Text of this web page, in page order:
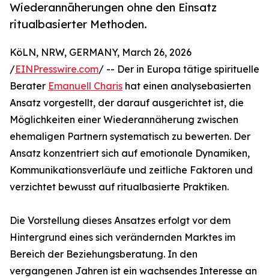
Wiederannäherungen ohne den Einsatz
ritualbasierter Methoden.
KöLN, NRW, GERMANY, March 26, 2026
/EINPresswire.com/ -- Der in Europa tätige spirituelle
Berater Emanuell Charis hat einen analysebasierten
Ansatz vorgestellt, der darauf ausgerichtet ist, die
Möglichkeiten einer Wiederannäherung zwischen
ehemaligen Partnern systematisch zu bewerten. Der
Ansatz konzentriert sich auf emotionale Dynamiken,
Kommunikationsverläufe und zeitliche Faktoren und
verzichtet bewusst auf ritualbasierte Praktiken.
Die Vorstellung dieses Ansatzes erfolgt vor dem
Hintergrund eines sich verändernden Marktes im
Bereich der Beziehungsberatung. In den
vergangenen Jahren ist ein wachsendes Interesse an